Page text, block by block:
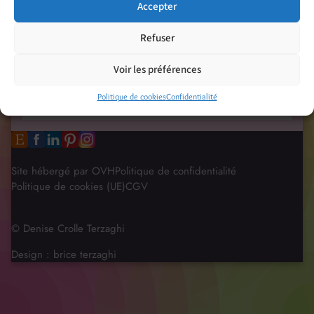
Accepter
Refuser
Voir les préférences
Politique de cookiesConfidentialité
Site hébergé par OVHPolitique de confidentialité
Politique de cookies (UE)CGV
© Denise Crolle Terzaghi
Design : brice terzaghi